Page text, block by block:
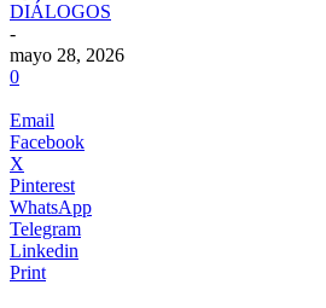
DIÁLOGOS
-
mayo 28, 2026
0
Email
Facebook
X
Pinterest
WhatsApp
Telegram
Linkedin
Print